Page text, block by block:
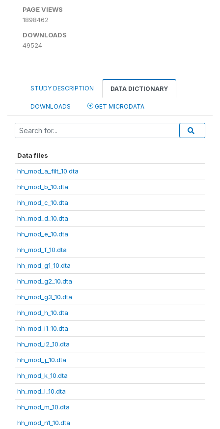
PAGE VIEWS
1898462
DOWNLOADS
49524
STUDY DESCRIPTION DATA DICTIONARY
DOWNLOADS GET MICRODATA
Data files
hh_mod_a_filt_10.dta
hh_mod_b_10.dta
hh_mod_c_10.dta
hh_mod_d_10.dta
hh_mod_e_10.dta
hh_mod_f_10.dta
hh_mod_g1_10.dta
hh_mod_g2_10.dta
hh_mod_g3_10.dta
hh_mod_h_10.dta
hh_mod_i1_10.dta
hh_mod_i2_10.dta
hh_mod_j_10.dta
hh_mod_k_10.dta
hh_mod_l_10.dta
hh_mod_m_10.dta
hh_mod_n1_10.dta